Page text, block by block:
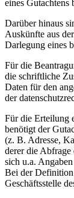
eines Gutachtens
Darüber hinaus
Auskünfte aus
Darlegung eines
Für die
die schriftliche
Daten für den
der
Für die Erteilung
benötigt der
(z. B. Adresse,
derer die
sich u.a.
Bei der
Geschäftsstelle